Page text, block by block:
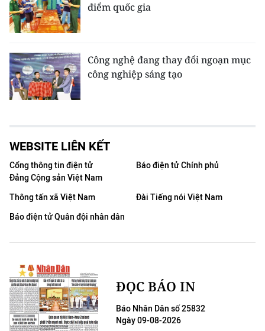
điểm quốc gia
Công nghệ đang thay đổi ngoạn mục
công nghiệp sáng tạo
WEBSITE LIÊN KẾT
Cổng thông tin điện tử
Đảng Cộng sản Việt Nam
Báo điện tử Chính phủ
Thông tấn xã Việt Nam
Đài Tiếng nói Việt Nam
Báo điện tử Quân đội nhân dân
ĐỌC BÁO IN
Báo Nhân Dân số 25832
Ngày 09-08-2026